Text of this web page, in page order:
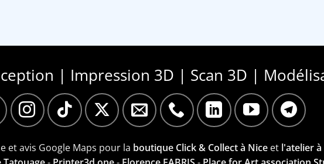
| Impression 3D | Scan 3D |
et avis Google Maps pour la boutique Click & Collect à Niceet l'atelier à